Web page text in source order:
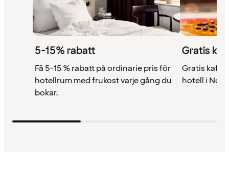
5-15% rabatt
Få 5-15 % rabatt på ordinarie pris för
hotellrum med frukost varje gång du
bokar.
Gratis
Gratis kaffe
hotell i